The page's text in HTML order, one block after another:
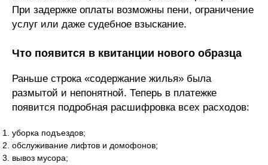
При задержке оплаты возможны пени, ограничение
услуг или даже судебное взыскание.
Что появится в квитанции нового образца
Раньше строка «содержание жилья» была
размытой и непонятной. Теперь в платежке
появится подробная расшифровка всех расходов:
уборка подъездов;
обслуживание лифтов и домофонов;
вывоз мусора;